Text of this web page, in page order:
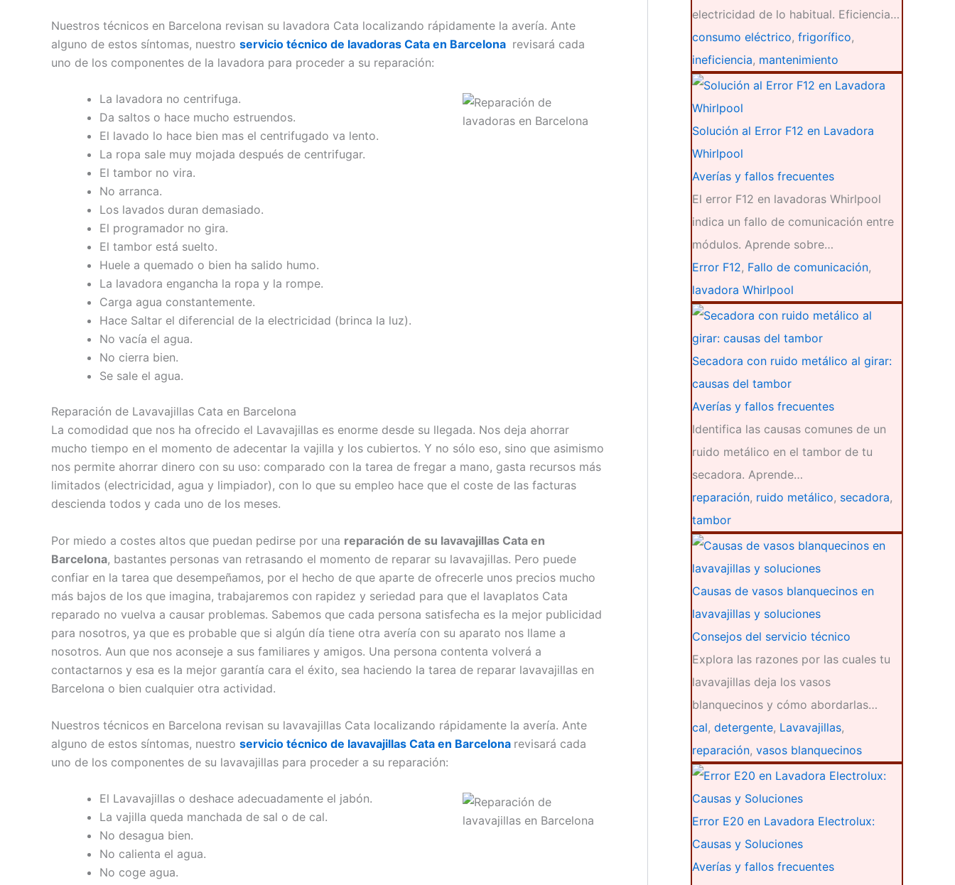
Nuestros técnicos en Barcelona revisan su lavadora Cata localizando rápidamente la avería. Ante
alguno de estos síntomas, nuestro servicio técnico de lavadoras Cata en Barcelona revisará cada
uno de los componentes de la lavadora para proceder a su reparación:
La lavadora no centrifuga.
Da saltos o hace mucho estruendos.
El lavado lo hace bien mas el centrifugado va lento.
La ropa sale muy mojada después de centrifugar.
El tambor no vira.
No arranca.
Los lavados duran demasiado.
El programador no gira.
El tambor está suelto.
Huele a quemado o bien ha salido humo.
La lavadora engancha la ropa y la rompe.
Carga agua constantemente.
Hace Saltar el diferencial de la electricidad (brinca la luz).
No vacía el agua.
No cierra bien.
Se sale el agua.
Reparación de Lavavajillas Cata en Barcelona
La comodidad que nos ha ofrecido el Lavavajillas es enorme desde su llegada. Nos deja ahorrar
mucho tiempo en el momento de adecentar la vajilla y los cubiertos. Y no sólo eso, sino que asimismo
nos permite ahorrar dinero con su uso: comparado con la tarea de fregar a mano, gasta recursos más
limitados (electricidad, agua y limpiador), con lo que su empleo hace que el coste de las facturas
descienda todos y cada uno de los meses.
Por miedo a costes altos que puedan pedirse por una reparación de su lavavajillas Cata en
Barcelona, bastantes personas van retrasando el momento de reparar su lavavajillas. Pero puede
confiar en la tarea que desempeñamos, por el hecho de que aparte de ofrecerle unos precios mucho
más bajos de los que imagina, trabajaremos con rapidez y seriedad para que el lavaplatos Cata
reparado no vuelva a causar problemas. Sabemos que cada persona satisfecha es la mejor publicidad
para nosotros, ya que es probable que si algún día tiene otra avería con su aparato nos llame a
nosotros. Aun que nos aconseje a sus familiares y amigos. Una persona contenta volverá a
contactarnos y esa es la mejor garantía cara el éxito, sea haciendo la tarea de reparar lavavajillas en
Barcelona o bien cualquier otra actividad.
Nuestros técnicos en Barcelona revisan su lavavajillas Cata localizando rápidamente la avería. Ante
alguno de estos síntomas, nuestro servicio técnico de lavavajillas Cata en Barcelona revisará cada
uno de los componentes de su lavavajillas para proceder a su reparación:
El Lavavajillas o deshace adecuadamente el jabón.
La vajilla queda manchada de sal o de cal.
No desagua bien.
No calienta el agua.
No coge agua.
electricidad de lo habitual. Eficiencia…
consumo eléctrico, frigorífico,
ineficiencia, mantenimiento
Solución al Error F12 en Lavadora
Whirlpool
Averías y fallos frecuentes
El error F12 en lavadoras Whirlpool
indica un fallo de comunicación entre
módulos. Aprende sobre…
Error F12, Fallo de comunicación,
lavadora Whirlpool
Secadora con ruido metálico al girar:
causas del tambor
Averías y fallos frecuentes
Identifica las causas comunes de un
ruido metálico en el tambor de tu
secadora. Aprende…
reparación, ruido metálico, secadora,
tambor
Causas de vasos blanquecinos en
lavavajillas y soluciones
Consejos del servicio técnico
Explora las razones por las cuales tu
lavavajillas deja los vasos
blanquecinos y cómo abordarlas…
cal, detergente, Lavavajillas,
reparación, vasos blanquecinos
Error E20 en Lavadora Electrolux:
Causas y Soluciones
Averías y fallos frecuentes